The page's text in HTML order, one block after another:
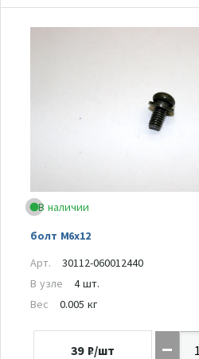
В наличии
болт М6х12
Арт.
30112-060012440
В узле
4 шт.
Вес
0.005 кг
39 ₽/шт